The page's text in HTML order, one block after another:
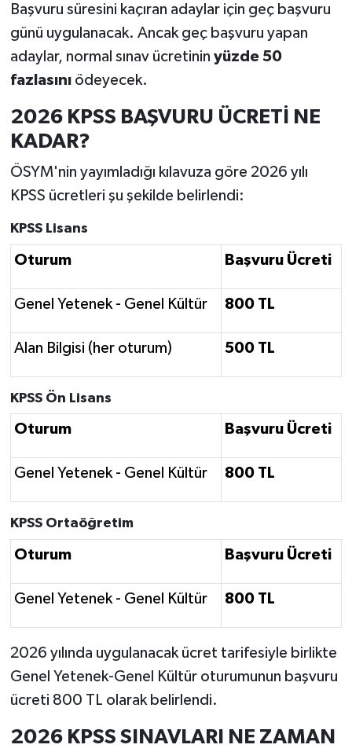
Başvuru süresini kaçıran adaylar için geç başvuru
günü uygulanacak. Ancak geç başvuru yapan
adaylar, normal sınav ücretinin yüzde 50
fazlasınıödeyecek.
2026 KPSS BAŞVURU ÜCRETİ NE
KADAR?
ÖSYM'nin yayımladığı kılavuza göre 2026 yılı
KPSS ücretleri şu şekilde belirlendi:
KPSS Lisans
Oturum Başvuru Ücreti
Genel Yetenek - Genel Kültür 800 TL
Alan Bilgisi (her oturum) 500 TL
KPSS Ön Lisans
Oturum Başvuru Ücreti
Genel Yetenek - Genel Kültür 800 TL
KPSS Ortaöğretim
Oturum Başvuru Ücreti
Genel Yetenek - Genel Kültür 800 TL
2026 yılında uygulanacak ücret tarifesiyle birlikte
Genel Yetenek-Genel Kültür oturumunun başvuru
ücreti 800 TL olarak belirlendi.
2026 KPSS SINAVLARI NE ZAMAN